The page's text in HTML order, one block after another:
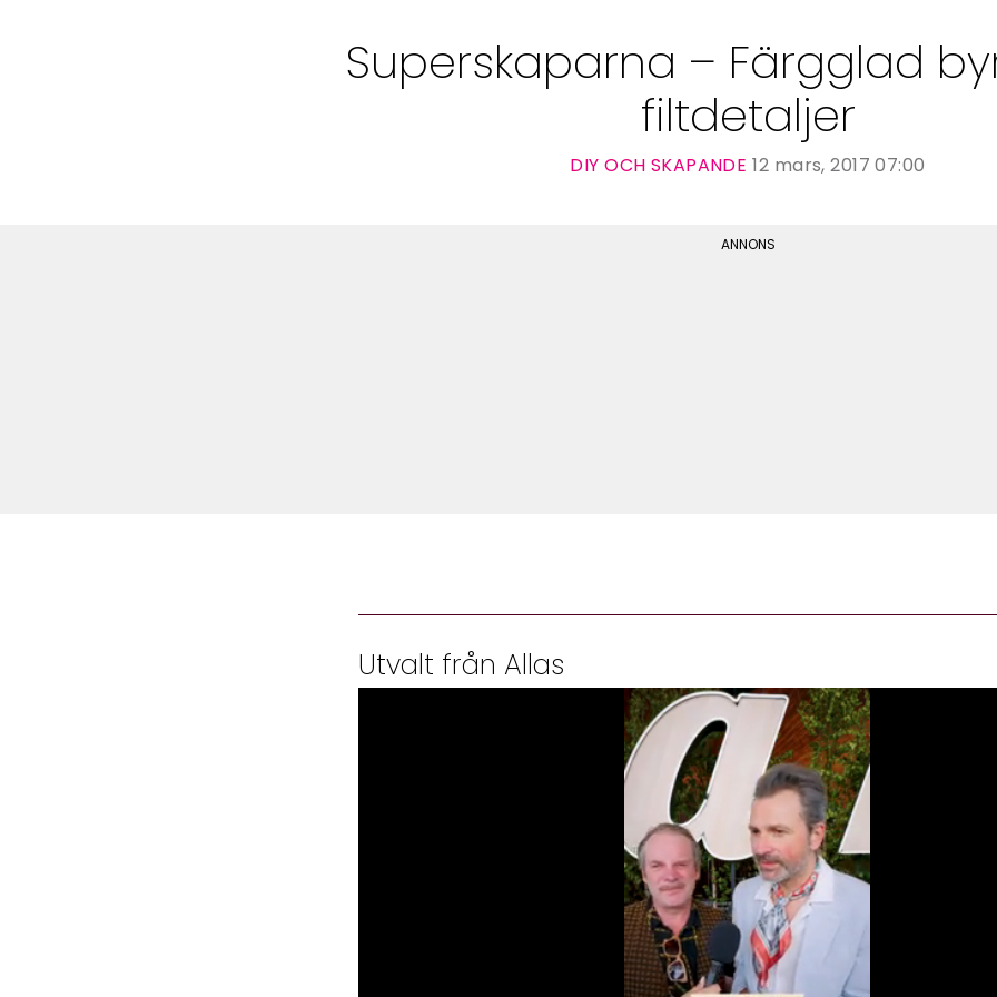
Superskaparna – Färgglad
filtdetaljer
DIY OCH SKAPANDE 12 mars, 2017 07:00
Utvalt från Allas